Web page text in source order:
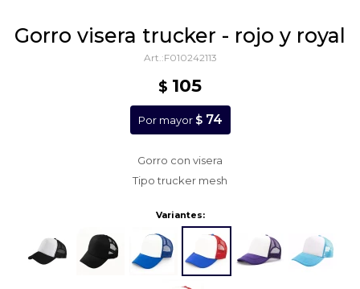
gorro visera trucker - rojo y royal
F010242113
$ 105
Por mayor $ 74
Gorro con visera
Tipo trucker mesh
Variantes: